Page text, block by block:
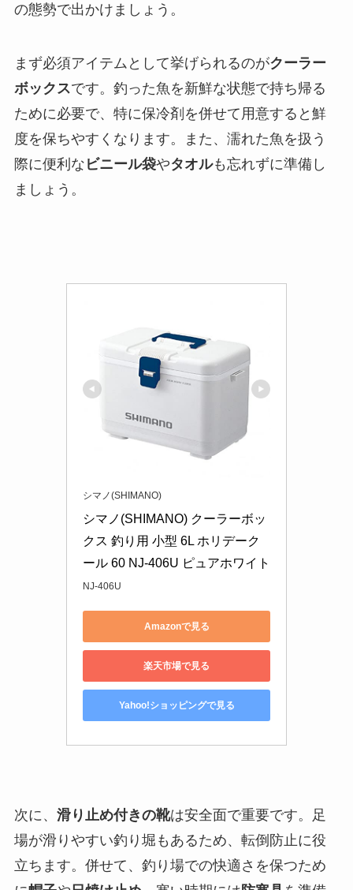
の態勢で出かけましょう。
まず必須アイテムとして挙げられるのがクーラー
ボックスです。釣った魚を新鮮な状態で持ち帰る
ために必要で、特に保冷剤を併せて用意すると鮮
度を保ちやすくなります。また、濡れた魚を扱う
際に便利な ビニール袋やタオルも忘れずに準備し
ましょう。
シマノ(SHIMANO)
シマノ(SHIMANO) クーラーボッ
クス 釣り用 小型 6L ホリデーク
ール 60 NJ-406U ピュアホワイト
NJ-406U
Amazonで見る
楽天市場で見る
Yahoo!ショッピングで見る
次に、 滑り止め付きの靴は安全面で重要です。足
場が滑りやすい釣り堀もあるため、転倒防止に役
立ちます。併せて、釣り場での快適さを保つため